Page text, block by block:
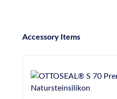
Produktgalerie überspringen
Accessory Items